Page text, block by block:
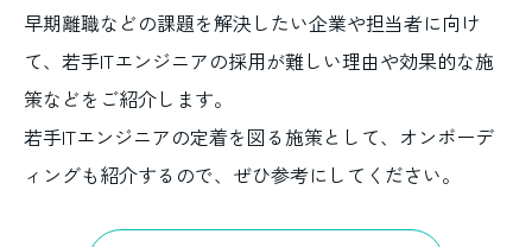
早期離職などの課題を解決したい企業や担当者に向け
て、若手ITエンジニアの採用が難しい理由や効果的な施
策などをご紹介します。
若手ITエンジニアの定着を図る施策として、オンボーデ
ィングも紹介するので、ぜひ参考にしてください。